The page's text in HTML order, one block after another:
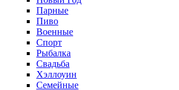
Парные
Пиво
Военные
Спорт
Рыбалка
Свадьба
Хэллоуин
Семейные